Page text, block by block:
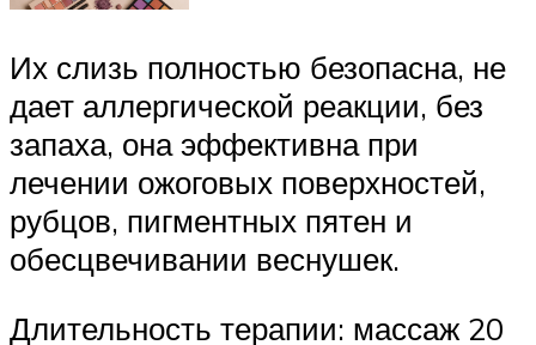
Их слизь полностью безопасна, не
дает аллергической реакции, без
запаха, она эффективна при
лечении ожоговых поверхностей,
рубцов, пигментных пятен и
обесцвечивании веснушек.
Длительность терапии: массаж 20